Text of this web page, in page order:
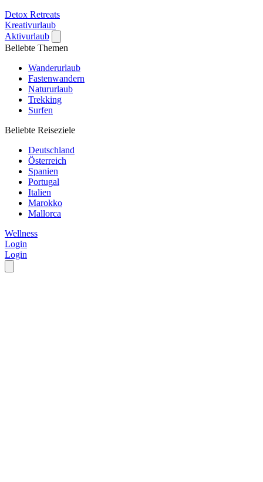
Detox Retreats
Kreativurlaub
Aktivurlaub
Beliebte Themen
Wanderurlaub
Fastenwandern
Natururlaub
Trekking
Surfen
Beliebte Reiseziele
Deutschland
Österreich
Spanien
Portugal
Italien
Marokko
Mallorca
Wellness
Login
Login